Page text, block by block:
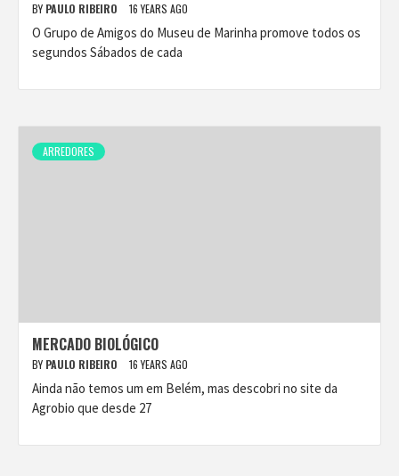
BY PAULO RIBEIRO 16 YEARS AGO
O Grupo de Amigos do Museu de Marinha promove todos os
segundos Sábados de cada
ARREDORES
MERCADO BIOLÓGICO
BY PAULO RIBEIRO 16 YEARS AGO
Ainda não temos um em Belém, mas descobri no site da
Agrobio que desde 27